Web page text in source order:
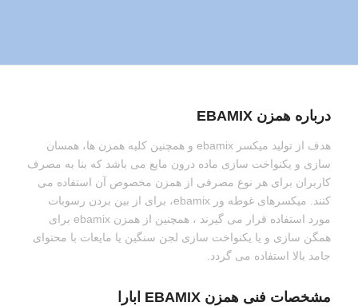
درباره همزن EBAMIX
هدف از تولید میکسر ebamix و همچنین کلیه همزن ها، همسان
سازی و یکنواخت سازی ماده درون مایع می باشد که بنا به مصرف
کاربران برای هر نوع مصرفی از همزن مخصوص آن استفاده می
کنند. میکسرهای غوطه ور ebamix، برای از بین بردن رسوبات
مورد استفاده قرار می گیرند ، همچنین از همزن ebamix برای
همگن سازی و یا یکنواخت سازی لجن سنگین یا مایعات با محتوای
جامد بالا استفاده می گردد.
مشخصات فنی همزن EBAMIX ابارا